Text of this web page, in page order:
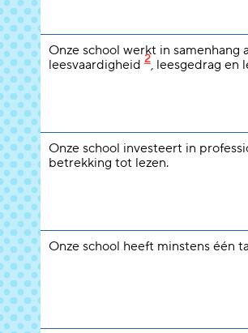
Onze school werkt in samenhang
leesvaardigheid 2, leesgedrag en
Onze school investeert in
betrekking tot lezen.
Onze school heeft minstens één